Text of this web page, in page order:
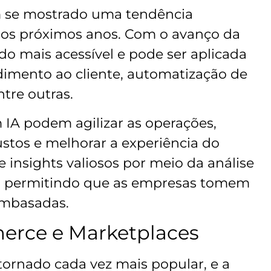
mostrado uma tendência
próximos anos. Com o avanço da
mais acessível e pode ser aplicada
ao cliente, automatização de
outras.
podem agilizar as operações,
e melhorar a experiência do
insights valiosos por meio da análise
que as empresas tomem
e Marketplaces
cada vez mais popular, e a